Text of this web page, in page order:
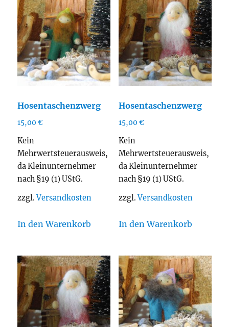
Hosentaschenzwerg
15,00€
Kein
Mehrwertsteuerausweis,
da Kleinunternehmer
nach §19 (1) UStG.
zzgl.Versandkosten
In den Warenkorb
Hosentaschenzwerg
15,00 €
Kein
Mehrwertsteuerausweis,
da Kleinunternehmer
nach §19 (1) UStG.
zzgl.Versandkosten
In den Warenkorb